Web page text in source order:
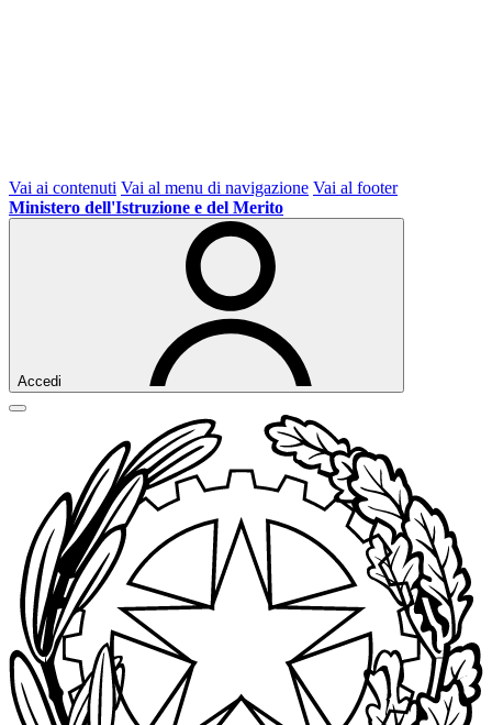
Vai ai contenuti Vai al menu di navigazione Vai al footer
Ministero dell'Istruzione e del Merito
Accedi